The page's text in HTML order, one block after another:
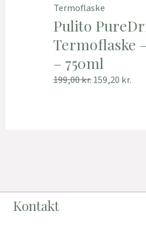
Termoflaske
Pulito
Termoflaske
– 750ml
199,00kr.159,20 kr.
Kontakt